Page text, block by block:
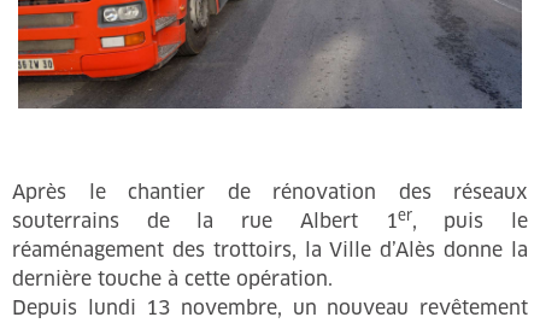
Après le chantier de rénovation des réseaux
souterrains de la rue Albert 1er, puis le
réaménagement des trottoirs, la Ville d’Alès donne la
dernière touche à cette opération.
Depuis lundi 13 novembre, un nouveau revêtement